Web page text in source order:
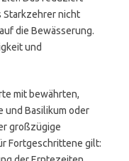
Starkzehrer nicht
die Bewässerung.
und
mit bewährten,
und Basilikum oder
großzügige
Fortgeschrittene gilt: